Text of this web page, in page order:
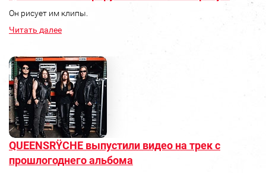
Он рисует им клипы.
Читать далее
QUEENSRŸCHE выпустили видео на трек с
прошлогоднего альбома